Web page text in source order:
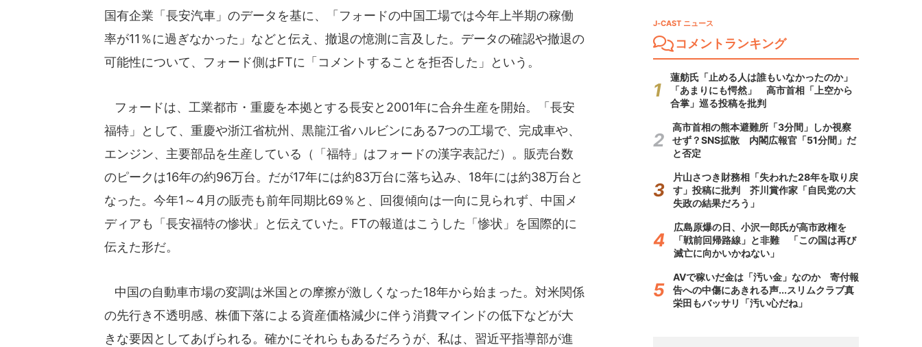
国有企業「長安汽車」のデータを基に、「フォードの中国工場では今年上半期の稼働
率が11％に過ぎなかった」などと伝え、撤退の憶測に言及した。データの確認や撤退の
可能性について、フォード側はFTに「コメントすることを拒否した」という。
フォードは、工業都市・重慶を本拠とする長安と2001年に合弁生産を開始。「長安
福特」として、重慶や浙江省杭州、黒龍江省ハルビンにある7つの工場で、完成車や、
エンジン、主要部品を生産している（「福特」はフォードの漢字表記だ）。販売台数
のピークは16年の約96万台。だが17年には約83万台に落ち込み、18年には約38万台と
なった。今年1～4月の販売も前年同期比69％と、回復傾向は一向に見られず、中国メ
ディアも「長安福特の惨状」と伝えていた。FTの報道はこうした「惨状」を国際的に
伝えた形だ。
中国の自動車市場の変調は米国との摩擦が激しくなった18年から始まった。対米関係
の先行き不透明感、株価下落による資産価格減少に伴う消費マインドの低下などが大
きな要因としてあげられる。確かにそれらもあるだろうが、私は、習近平指導部が進
J-CAST ニュース
コメントランキング
蓮舫氏「止める人は誰もいなかったのか」
「あまりにも愕然」 高市首相「上空から
合掌」巡る投稿を批判
高市首相の熊本避難所「3分間」しか視察
せず？SNS拡散 内閣広報官「51分間」だ
と否定
片山さつき財務相「失われた28年を取り戻
す」投稿に批判 芥川賞作家「自民党の大
失政の結果だろう」
広島原爆の日、小沢一郎氏が高市政権を
「戦前回帰路線」と非難 「この国は再び
滅亡に向かいかねない」
AVで稼いだ金は「汚い金」なのか 寄付報
告への中傷にあきれる声...スリムクラブ真
栄田もバッサリ「汚い心だね」